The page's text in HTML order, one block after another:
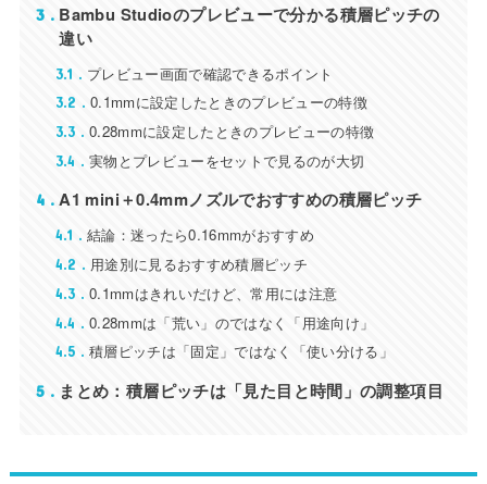
3
Bambu Studioのプレビューで分かる積層ピッチの
違い
3.1 プレビュー画面で確認できるポイント
3.2 0.1mmに設定したときのプレビューの特徴
3.3 0.28mmに設定したときのプレビューの特徴
3.4 実物とプレビューをセットで見るのが大切
4 A1 mini＋0.4mmノズルでおすすめの積層ピッチ
4.1 結論：迷ったら0.16mmがおすすめ
4.2 用途別に見るおすすめ積層ピッチ
4.3 0.1mmはきれいだけど、常用には注意
4.4 0.28mmは「荒い」のではなく「用途向け」
4.5 積層ピッチは「固定」ではなく「使い分ける」
5 まとめ：積層ピッチは「見た目と時間」の調整項目